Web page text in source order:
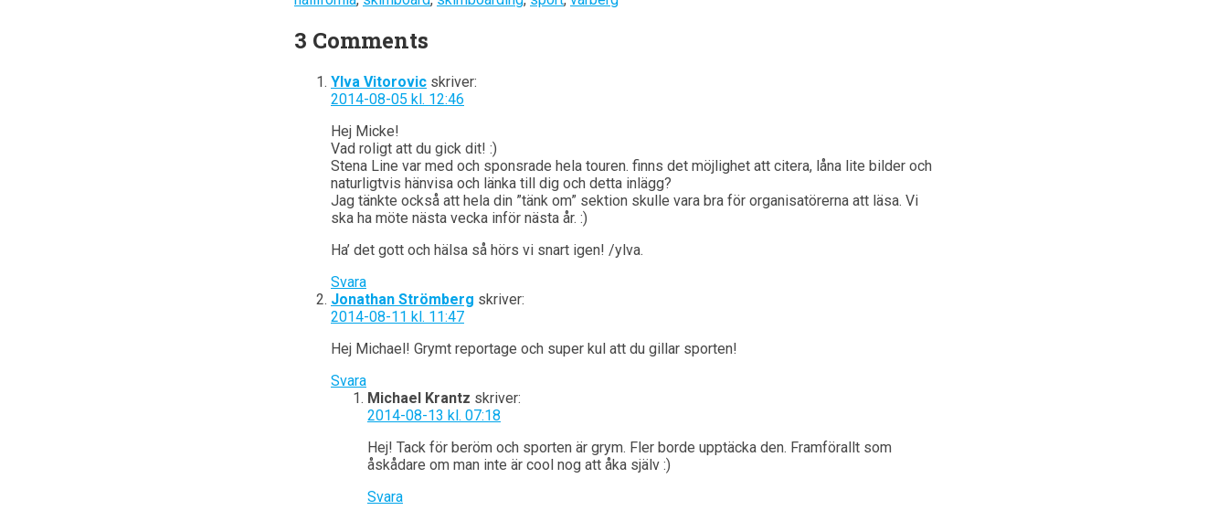
3 Comments
Ylva Vitorovic skriver:
2014-08-05 kl. 12:46
Hej Micke!
Vad roligt att du gick dit! :)
Stena Line var med och sponsrade hela touren. finns det möjlighet att citera, låna lite bilder och
naturligtvis hänvisa och länka till dig och detta inlägg?
Jag tänkte också att hela din ”tänk om” sektion skulle vara bra för organisatörerna att läsa. Vi
ska ha möte nästa vecka inför nästa år. :)
Ha’ det gott och hälsa så hörs vi snart igen! /ylva.
Svara
Jonathan Strömberg skriver:
2014-08-11 kl. 11:47
Hej Michael! Grymt reportage och super kul att du gillar sporten!
Svara
Michael Krantz skriver:
2014-08-13 kl. 07:18
Hej! Tack för beröm och sporten är grym. Fler borde upptäcka den. Framförallt som
åskådare om man inte är cool nog att åka själv :)
Svara